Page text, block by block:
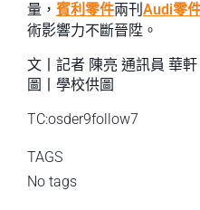
量， 賓利零件兩刊 Audi零
術影響力不斷晉陞。
文丨記者 陳亮 通訊員 華軒
圖丨學校供圖
TC:osder9follow7
TAGS
No tags